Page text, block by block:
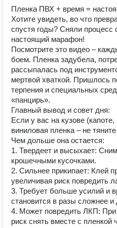
Пленка ПВХ + время =
Хотите увидеть, во что
спустя годы? Сняли процесс
настоящий марафон!
Посмотрите это видео –
боем. Пленка задубела,
рассыпалась под
мертвой хваткой. Пришлось
терпения и специальных
«панцирь».
Главный вывод и совет дня:
Если у вас на кузове
виниловая пленка – не
Чем дольше она остается:
1. Твердеет и высыхает:
крошечными кусочками.
2. Сильнее прикипает: Клей
увеличивая риск повредить
3. Требует больше усилий и
становится в разы сложнее и
4. Может повредить ЛКП: При
риск снять вместе с пленкой